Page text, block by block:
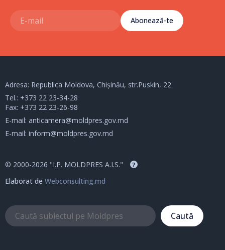
Abonează-te
Adresa: Republica Moldova, Chișinău, str.Puskin, 22
Tel.: +373 22 23-34-28
Fax: +373 22 23-26-98
E-mail: anticamera@moldpres.gov.md
E-mail: inform@moldpres.gov.md
© 2000-2026 "I.P. MOLDPRES A.I.S." ?
Elaborat de Webconsulting.md
Caută